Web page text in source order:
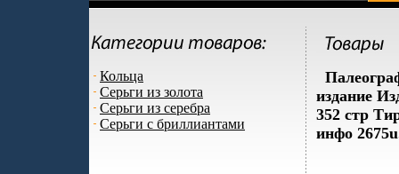
Кольца
Серьги из золота
Серьги из серебра
Серьги с бриллиантами
издание
352 стр
инфо